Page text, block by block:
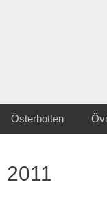
Österbotten
2011